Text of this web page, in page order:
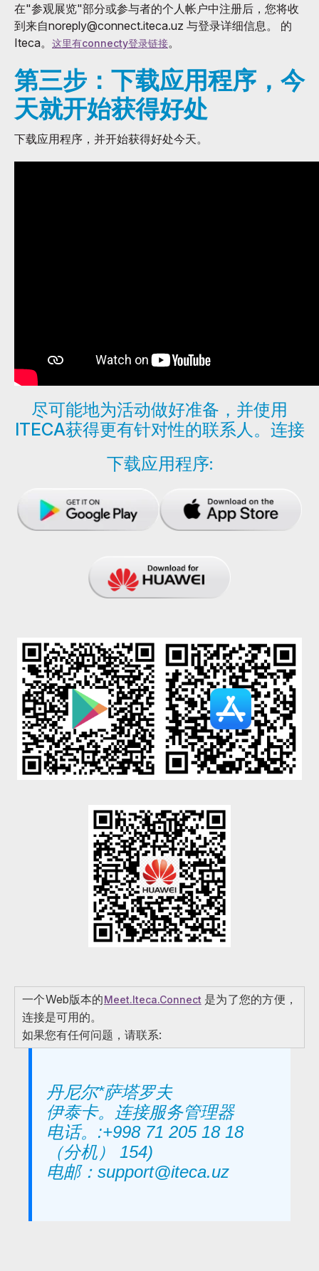
在"参观展览"部分或参与者的个人帐户中注册后，您将收
到来自noreply@connect.iteca.uz 与登录详细信息。 的
Iteca。 这里有connecty登录链接。
第三步：下载应用程序，今
天就开始获得好处
下载应用程序，并开始获得好处今天。
尽可能地为活动做好准备，并使用
ITECA获得更有针对性的联系人。连接
下载应用程序:
一个Web版本的Meet.Iteca.Connect 是为了您的方便，
连接是可用的。
如果您有任何问题，请联系:
丹尼尔*萨塔罗夫
伊泰卡。连接服务管理器
电话。:+998 71 205 18 18
（分机） 154)
电邮：support@iteca.uz